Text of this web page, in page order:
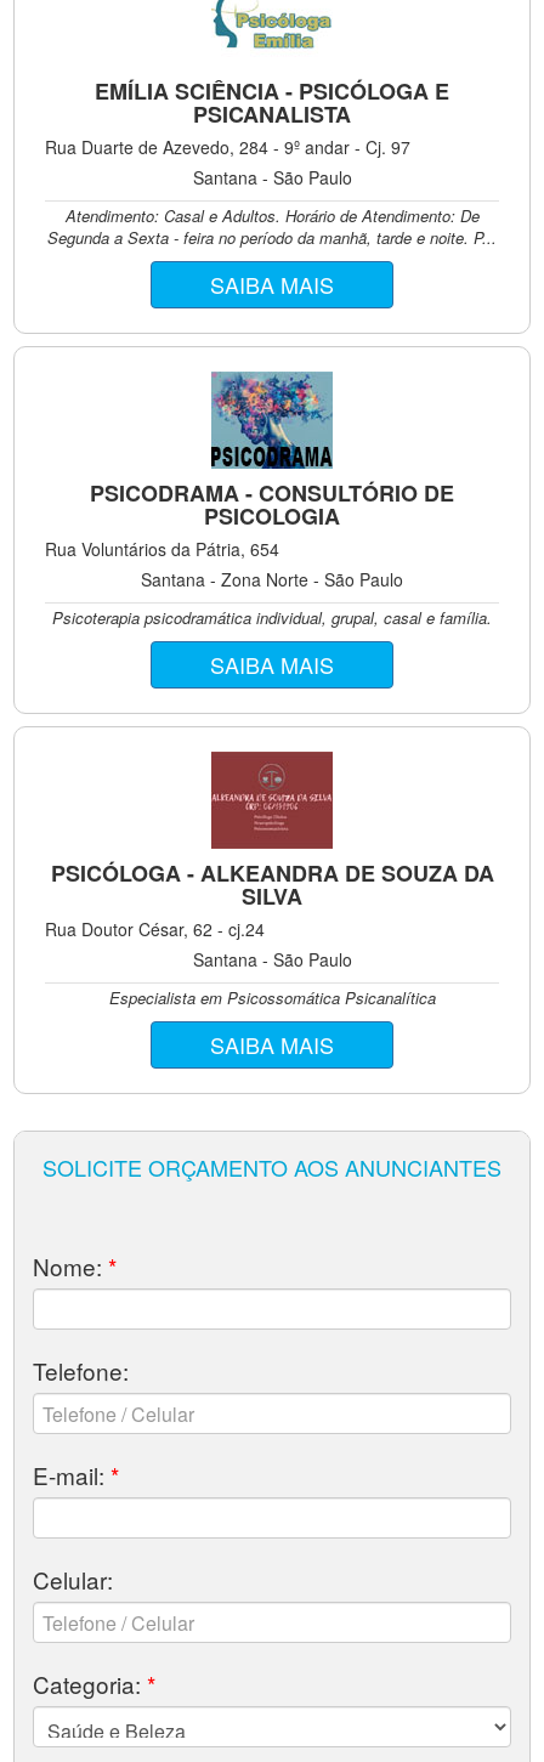
EMÍLIA SCIÊNCIA - PSICÓLOGA E
PSICANALISTA
Rua Duarte de Azevedo, 284 - 9º andar - Cj. 97
Santana - São Paulo
Atendimento: Casal e Adultos. Horário de Atendimento: De
Segunda a Sexta - feira no período da manhã, tarde e noite. P...
SAIBA MAIS
PSICODRAMA - CONSULTÓRIO DE
PSICOLOGIA
Rua Voluntários da Pátria, 654
Santana - Zona Norte - São Paulo
Psicoterapia psicodramática individual, grupal, casal e família.
SAIBA MAIS
PSICÓLOGA - ALKEANDRA DE SOUZA DA
SILVA
Rua Doutor César, 62 - cj.24
Santana - São Paulo
Especialista em Psicossomática Psicanalítica
SAIBA MAIS